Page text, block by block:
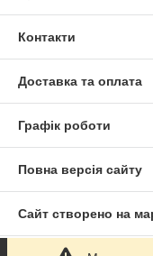
Контакти
Доставка та оплата
Графік роботи
Повна версія сайту
Сайт створено на